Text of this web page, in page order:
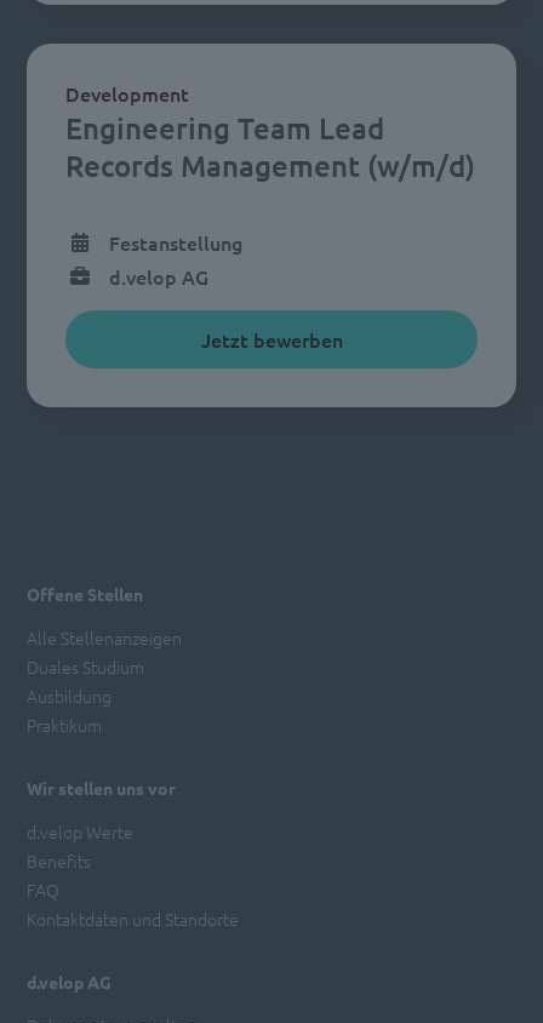
Engineering Team Lead
Records Management (w/m/d)
Development
Festanstellung
d.velop AG
Jetzt bewerben
Offene Stellen
Alle Stellenanzeigen
Duales Studium
Ausbildung
Praktikum
Wir stellen uns vor
d.velop Werte
Benefits
FAQ
Kontaktdaten und Standorte
d.velop AG